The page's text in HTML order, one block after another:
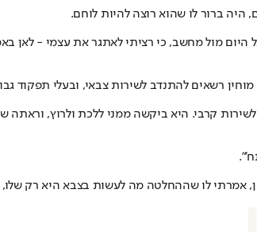
היה ברור לו שהוא רוצה להיות לוחם.
מול מחשב, כי רציתי לאתגר את עצמי - לאן
צבאי, ובעלי תפקוד גבוה מקבלים פרופיל 64 ומשובצים
אמרתי לו שההחלטה מה לעשות בצבא היא רק שלו,